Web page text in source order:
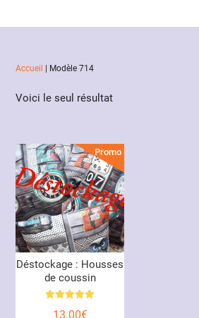
Accueil Modèle 714
Voici le seul résultat
Promo !
Déstockage : Housses
de coussin
5.00
13.00€